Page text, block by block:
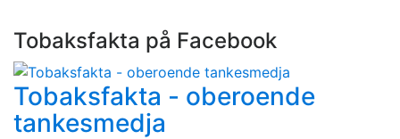
Tobaksfakta på Facebook
Tobaksfakta - oberoende
tankesmedja